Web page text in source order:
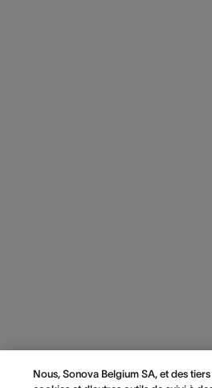
Nous, Sonova Belgium SA, et des